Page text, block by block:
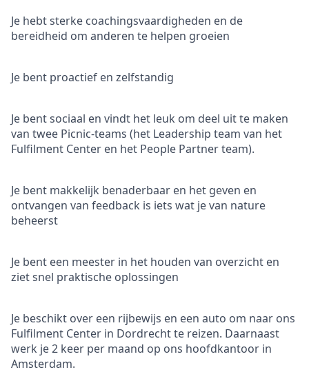
Je hebt sterke coachingsvaardigheden en de
bereidheid om anderen te helpen groeien
Je bent proactief en zelfstandig
Je bent sociaal en vindt het leuk om deel uit te maken
van twee Picnic-teams (het Leadership team van het
Fulfilment Center en het People Partner team).
Je bent makkelijk benaderbaar en het geven en
ontvangen van feedback is iets wat je van nature
beheerst
Je bent een meester in het houden van overzicht en
ziet snel praktische oplossingen
Je beschikt over een rijbewijs en een auto om naar ons
Fulfilment Center in Dordrecht te reizen. Daarnaast
werk je 2 keer per maand op ons hoofdkantoor in
Amsterdam.